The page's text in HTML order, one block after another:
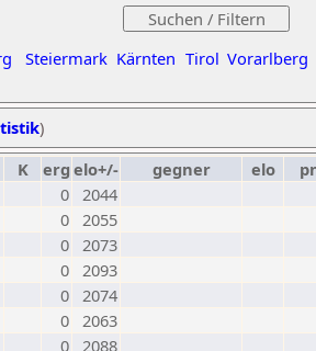
Steiermark Kärnten Tirol Vorarlberg
)
K erg elo+/- gegner elo
0 2044
0 2055
0 2073
0 2093
0 2074
0 2063
0 2088